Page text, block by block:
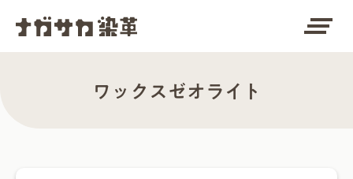
clear_all
ワックスゼオライト